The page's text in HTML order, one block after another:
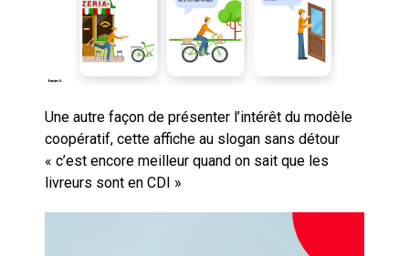
Une autre façon de présenter l’intérêt du modèle
coopératif, cette affiche au slogan sans détour
« c’est encore meilleur quand on sait que les
livreurs sont en CDI »